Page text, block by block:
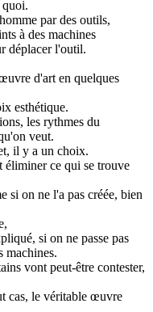
quoi.
par des outils,
à des machines
déplacer l'outil.
d'art en quelques
esthétique.
les rythmes du
veut.
il y a un choix.
éliminer ce qui se trouve
si on ne l'a pas créée, bien
si on ne passe pas
machines.
vont peut-être contester,
cas, le véritable œuvre